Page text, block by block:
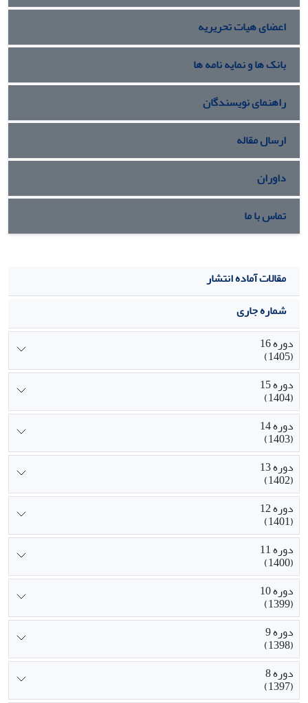
اعضای هیات تحریریه
بانک ها و نمایه نامه ها
راهنمای نویسندگان
ارسال مقاله
داوران
تماس با ما
مقالات آماده انتشار
شماره جاری
دوره 16
(1405)
دوره 15
(1404)
دوره 14
(1403)
دوره 13
(1402)
دوره 12
(1401)
دوره 11
(1400)
دوره 10
(1399)
دوره 9
(1398)
دوره 8
(1397)